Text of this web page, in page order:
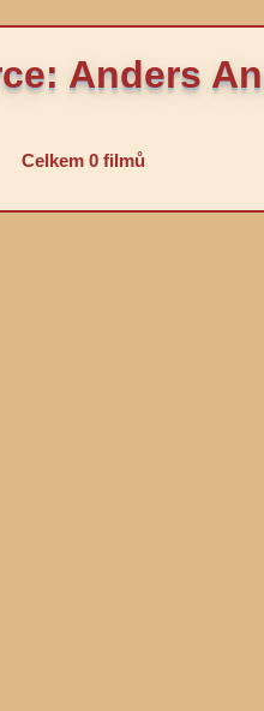
Anders
Celkem 0 filmů